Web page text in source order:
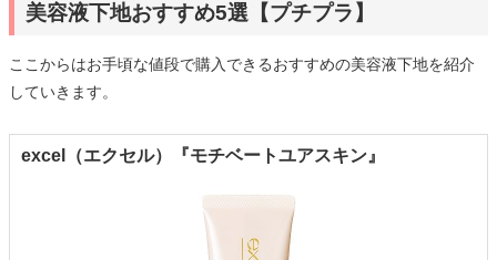
美容液下地おすすめ5選【プチプラ】
ここからはお手頃な値段で購入できるおすすめの美容液下地を紹介
していきます。
excel（エクセル）『モチベートユアスキン』